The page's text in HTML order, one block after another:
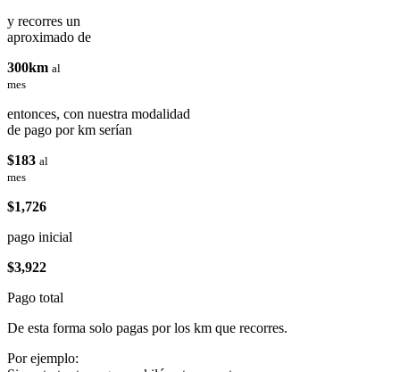
y recorres un
aproximado de
300km al
mes
entonces, con nuestra modalidad
de pago por km serían
$183 al
mes
$1,726
pago inicial
$3,922
Pago total
De esta forma solo pagas por los km que recorres.
Por ejemplo: